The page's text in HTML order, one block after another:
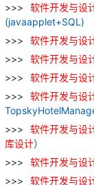
软件开发与设
(javaapplet+SQL)
软件开发与设
软件开发与设
软件开发与设
软件开发与设
软件开发与设
库设计）
软件开发与设
软件开发与设